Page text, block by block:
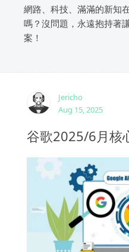
網路、科技、滿滿的新知
嗎？沒問題，永遠抱持著
案！
Jericho
Aug 15, 2025
谷歌2025/6月核